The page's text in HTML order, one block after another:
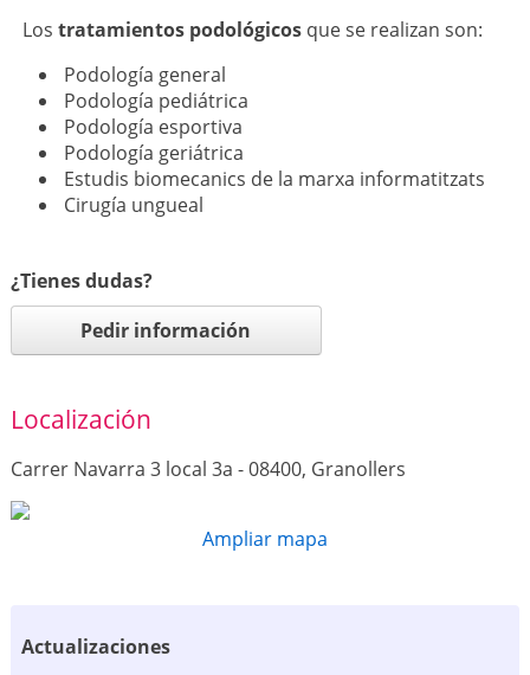
Los tratamientos podológicosque se realizan son:
Podología general
Podología pediátrica
Podología esportiva
Podología geriátrica
Estudis biomecanics de la marxa informatitzats
Cirugía ungueal
¿Tienes dudas?
Pedir información
Localización
Carrer Navarra 3 local 3a - 08400, Granollers
Ampliar mapa
Actualizaciones